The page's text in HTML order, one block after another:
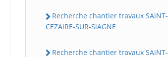
Recherche chantier travaux SAiNT-
CEZAiRE-SUR-SiAGNE
Recherche chantier travaux SAiNT-